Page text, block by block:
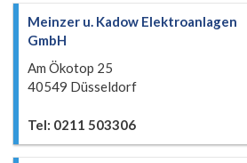
Meinzer u. Kadow Elektroanlagen
GmbH
Am Ökotop 25
40549 Düsseldorf
Tel: 0211 503306